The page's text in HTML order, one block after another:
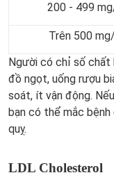
200 - 499
Trên 500
Người có chỉ số
đồ ngọt, uống rượu
soát, ít vận động.
bạn có thể mắc
quỵ.
LDL Cholesterol